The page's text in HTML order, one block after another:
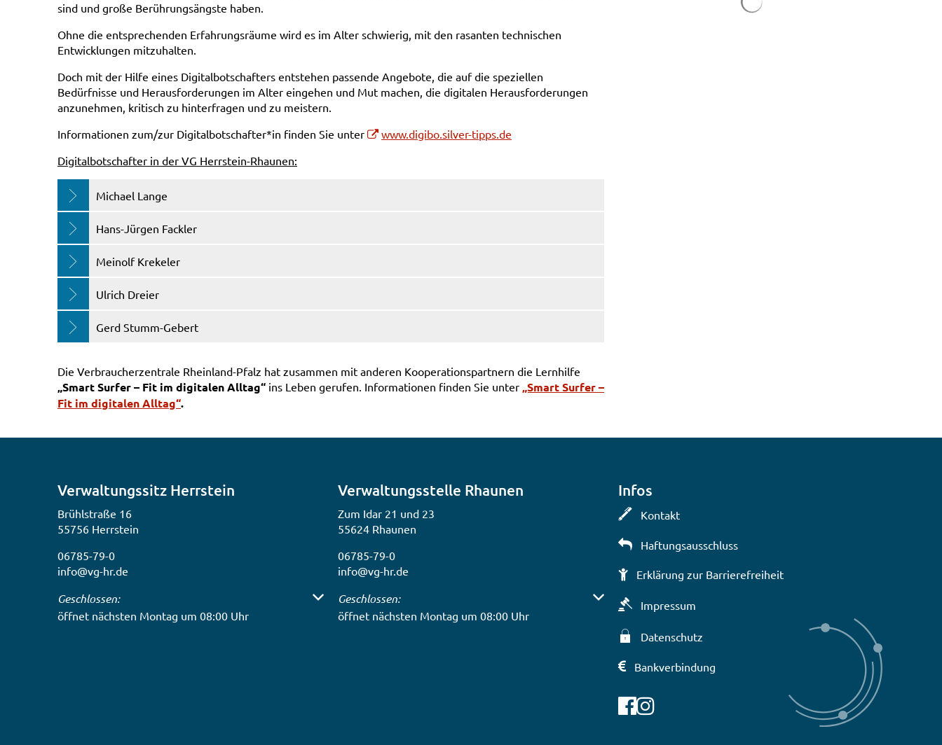
sind und große Berührungsängste haben.
Ohne die entsprechenden Erfahrungsräume wird es im Alter schwierig, mit den rasanten technischen
Entwicklungen mitzuhalten.
Doch mit der Hilfe eines Digitalbotschafters entstehen passende Angebote, die auf die speziellen
Bedürfnisse und Herausforderungen im Alter eingehen und Mut machen, die digitalen Herausforderungen
anzunehmen, kritisch zu hinterfragen und zu meistern.
Informationen zum/zur Digitalbotschafter*in finden Sie unter
www.digibo.silver-tipps.de
Digitalbotschafter in der VG Herrstein-Rhaunen:
Michael Lange
Hans-Jürgen Fackler
Meinolf Krekeler
Ulrich Dreier
Gerd Stumm-Gebert
Die Verbraucherzentrale Rheinland-Pfalz hat zusammen mit anderen Kooperationspartnern die Lernhilfe
„Smart Surfer – Fit im digitalen Alltag“ ins Leben gerufen. Informationen finden Sie unter „Smart Surfer –
Fit im digitalen Alltag“.
Verwaltungssitz Herrstein
Brühlstraße 16
55756 Herrstein
06785-79-0
info@vg-hr.de
Klicken, um weitere Öffnungs- oder Schließzeiten auszublenden
Geschlossen:
öffnet nächsten Montag um 08:00 Uhr
Verwaltungsstelle Rhaunen
Zum Idar 21 und 23
55624 Rhaunen
06785-79-0
info@vg-hr.de
Klicken, um weitere Öffnungs- oder Schließzeiten auszublenden
Geschlossen:
öffnet nächsten Montag um 08:00 Uhr
Infos
Kontakt
Haftungsausschluss
Erklärung zur Barrierefreiheit
Impressum
Datenschutz
Bankverbindung